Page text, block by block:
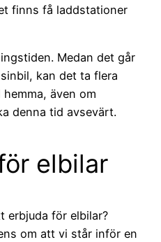
finns få laddstationer
Medan det går
kan det ta flera
även om
denna tid avsevärt.
elbilar
erbjuda för elbilar?
om att vi står inför en